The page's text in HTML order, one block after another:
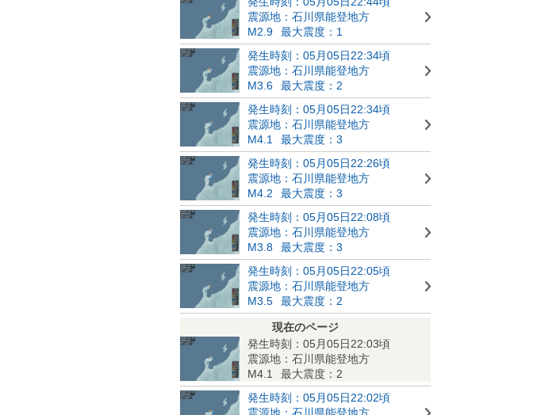
震源地：石川県能登地方
M2.9
最大震度：1
発生時刻：05月05日22:34頃
震源地：石川県能登地方
M3.6
最大震度：2
発生時刻：05月05日22:34頃
震源地：石川県能登地方
M4.1
最大震度：3
発生時刻：05月05日22:26頃
震源地：石川県能登地方
M4.2
最大震度：3
発生時刻：05月05日22:08頃
震源地：石川県能登地方
M3.8
最大震度：3
発生時刻：05月05日22:05頃
震源地：石川県能登地方
M3.5
最大震度：2
現在のページ
発生時刻：05月05日22:03頃
震源地：石川県能登地方
M4.1
最大震度：2
発生時刻：05月05日22:02頃
震源地：石川県能登地方